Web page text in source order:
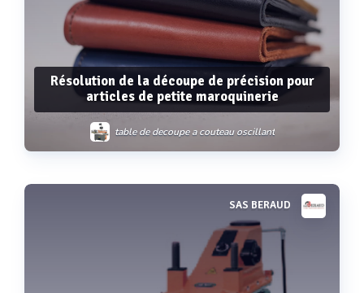
Résolution de la découpe de précision pour
articles de petite maroquinerie
table de decoupe a couteau oscillant
SAS BERAUD